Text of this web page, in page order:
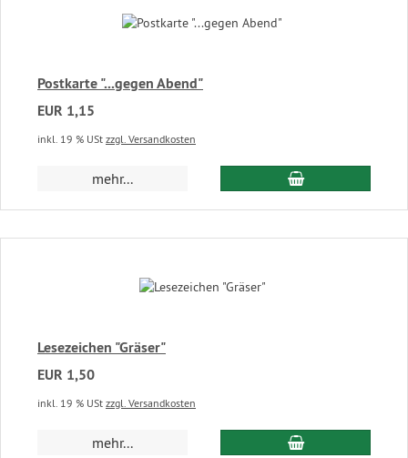
Postkarte "...gegen Abend"
EUR 1,15
inkl. 19 % USt zzgl. Versandkosten
mehr... In den
Lesezeichen "Gräser"
EUR 1,50
inkl. 19 % USt zzgl. Versandkosten
mehr... In den